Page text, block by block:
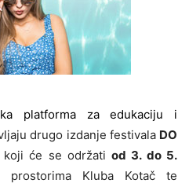
platforma za edukaciju i
drugo izdanje festivala DO
koji će se održatiod 3. do 5.
Kluba Kotač te